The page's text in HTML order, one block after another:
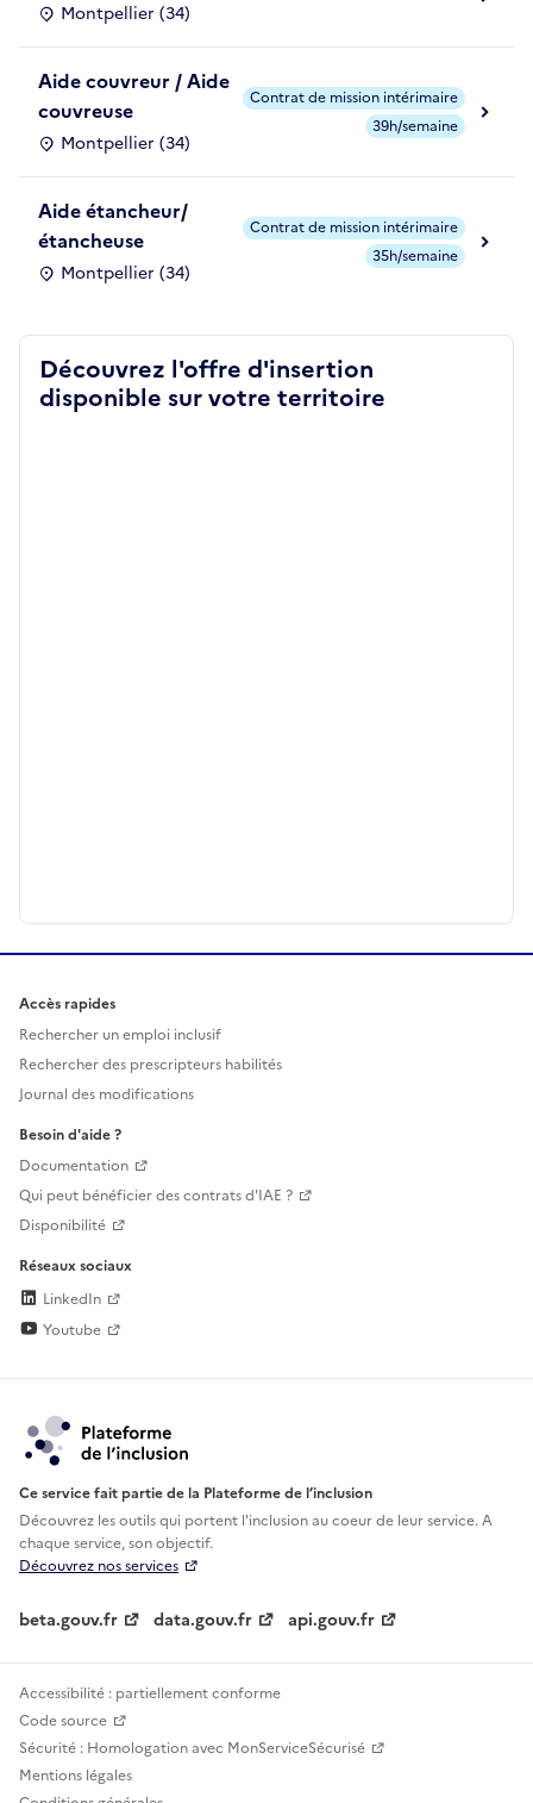
Montpellier (34)
Aide couvreur / Aide
couvreuse
Montpellier (34)
Contrat de mission intérimaire
39h/semaine
Aide étancheur/
étancheuse
Montpellier (34)
Contrat de mission intérimaire
35h/semaine
Découvrez l'offre d'insertion
disponible sur votre territoire
Accès rapides
Rechercher un emploi inclusif
Rechercher des prescripteurs habilités
Journal des modifications
Besoin d'aide ?
Documentation
Qui peut bénéficier des contrats d'IAE ?
Disponibilité
Réseaux sociaux
LinkedIn
Youtube
Ce service fait partie de la Plateforme de l’inclusion
Découvrez les outils qui portent l'inclusion aucoeur de leur service. A
chaque service, son objectif.
Découvrez nos services
beta.gouv.fr data.gouv.fr api.gouv.fr
Accessibilité : partiellement conforme
Code source
Sécurité : Homologation avec MonServiceSécurisé
Mentions légales